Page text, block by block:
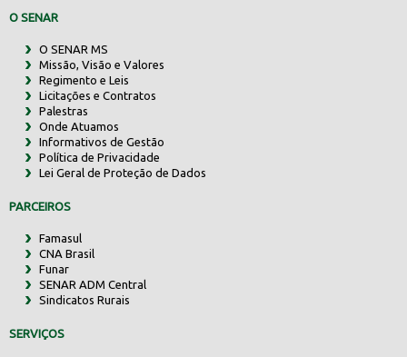
O SENAR
O SENAR MS
Missão, Visão e Valores
Regimento e Leis
Licitações e Contratos
Palestras
Onde Atuamos
Informativos de Gestão
Política de Privacidade
Lei Geral de Proteção de Dados
PARCEIROS
Famasul
CNA Brasil
Funar
SENAR ADM Central
Sindicatos Rurais
SERVIÇOS